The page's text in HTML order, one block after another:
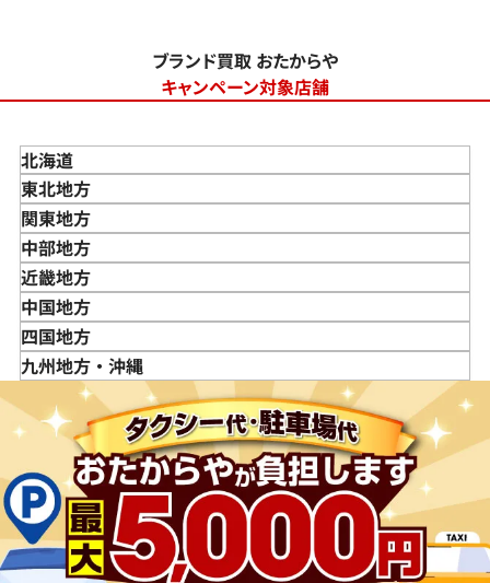
ブランド買取 おたからや
キャンペーン対象店舗
北海道
東北地方
青森県
岩手県
宮城県
秋田県
山形県
福島県
関東地方
東京都
神奈川県
埼玉県
千葉県
茨城県
栃木県
群馬県
中部地方
新潟県
富山県
石川県
山梨県
長野県
岐阜県
静岡県
愛知県
近畿地方
三重県
滋賀県
京都府
兵庫県
奈良県
和歌山県
中国地方
鳥取県
島根県
広島県
山口県
四国地方
徳島県
愛媛県
九州地方・沖縄
佐賀県
長崎県
熊本県
大分県
宮崎県
鹿児島県